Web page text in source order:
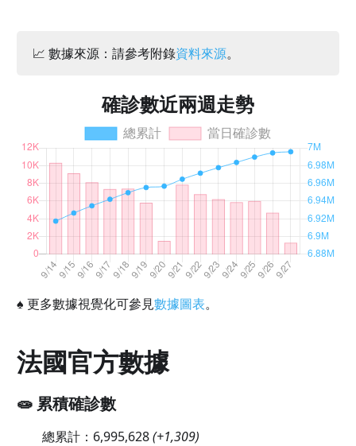
📈 數據來源：請參考附錄資料來源。
確診數近兩週走勢
♠ 更多數據視覺化可參見數據圖表。
法國官方數據
🧫 累積確診數
總累計： 6,995,628(+1,309)